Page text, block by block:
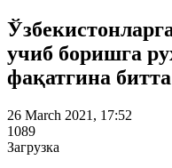
учиб боришга
фақатгина
26 March 2021, 17:52
1089
Загрузка